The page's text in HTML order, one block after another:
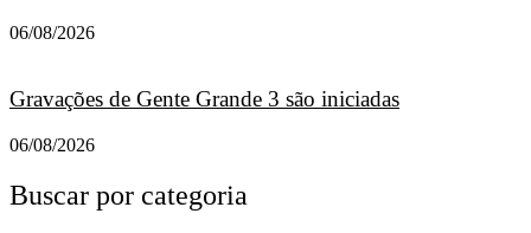
06/08/2026
Gravações de Gente Grande 3 são iniciadas
06/08/2026
Buscar por categoria